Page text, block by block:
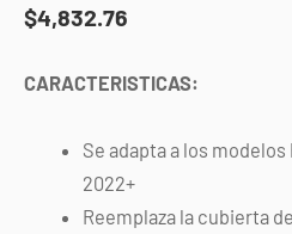
$4,832.76
CARACTERISTICAS:
Se adapta a los modelos
2022+
Reemplaza la cubierta